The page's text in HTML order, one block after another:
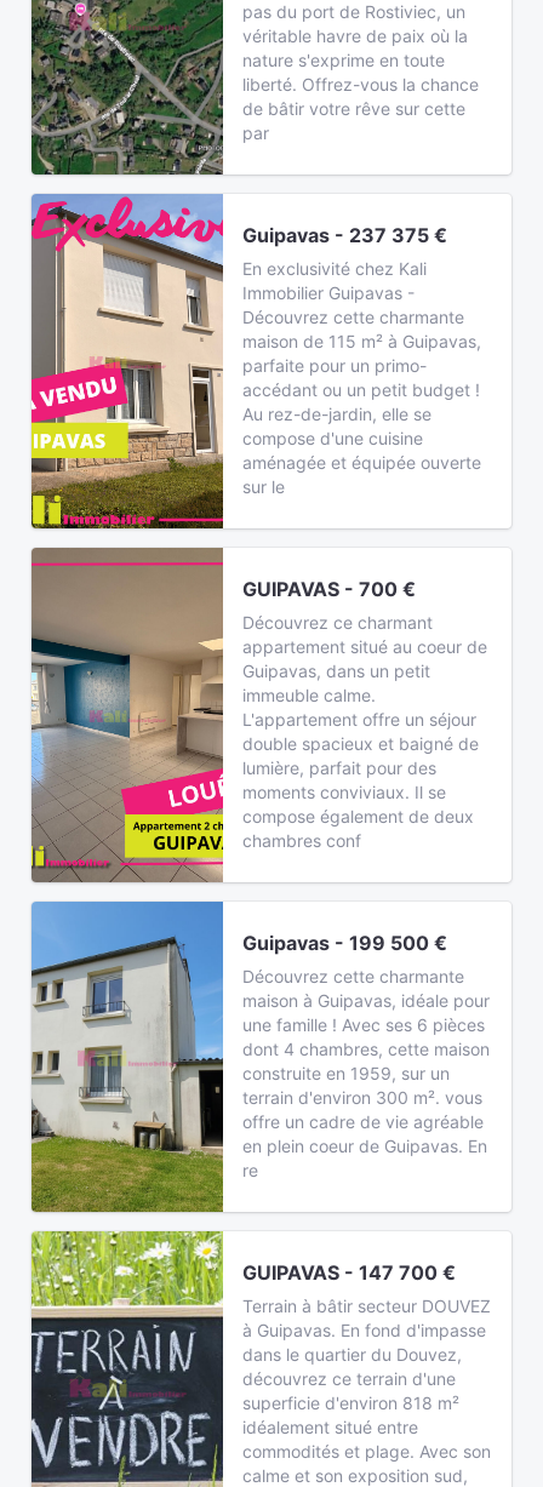
pas du port de Rostiviec, un
véritable havre de paix où la
nature s'exprime en toute
liberté. Offrez-vous la chance
de bâtir votre rêve sur cette
par
Guipavas - 237 375 €
En exclusivité chez Kali
Immobilier Guipavas -
Découvrez cette charmante
maison de 115 m² à Guipavas,
parfaite pour un primo-
accédant ou un petit budget !
Au rez-de-jardin, elle se
compose d'une cuisine
aménagée et équipée ouverte
sur le
GUIPAVAS - 700 €
Découvrez ce charmant
appartement situé au coeur de
Guipavas, dans un petit
immeuble calme.
L'appartement offre un séjour
double spacieux et baigné de
lumière, parfait pour des
moments conviviaux. Il se
compose également de deux
chambres conf
Guipavas - 199 500 €
Découvrez cette charmante
maison à Guipavas, idéale pour
une famille ! Avec ses 6 pièces
dont 4 chambres, cette maison
construite en 1959, sur un
terrain d'environ 300 m². vous
offre un cadre de vie agréable
en plein coeur de Guipavas. En
re
GUIPAVAS - 147 700 €
Terrain à bâtir secteur DOUVEZ
à Guipavas. En fond d'impasse
dans le quartier du Douvez,
découvrez ce terrain d'une
superficie d'environ 818 m²
idéalement situé entre
commodités et plage. Avec son
calme et son exposition sud,